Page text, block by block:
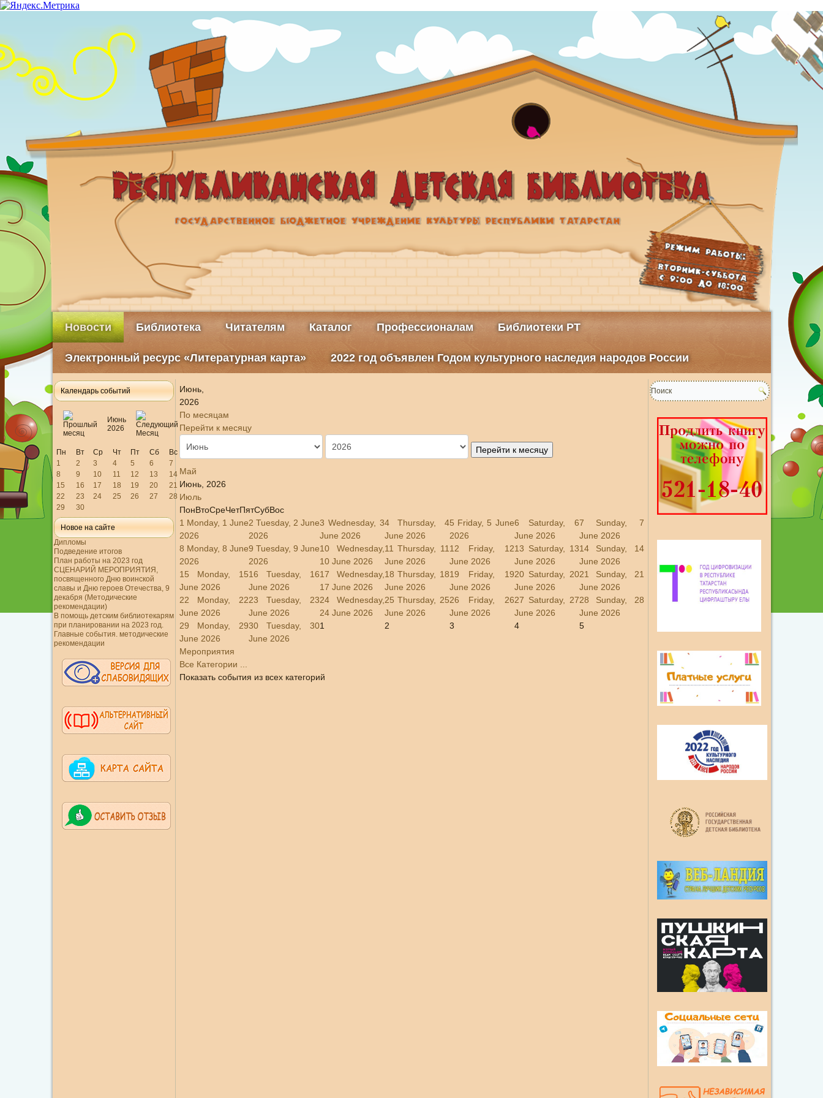
Новости Библиотека Читателям Каталог Профессионалам Библиотеки РТ
Электронный ресурс «Литературная карта» 2022 год объявлен Годом культурного наследия народов России
Календарь событий
Июнь
2026
Пн Вт Ср Чт Пт Сб
Вс
1
2 3 4 5 6
7
8
9 10 11 12 13
14
15
16 17 18 19 20
21
22
23 24 25 26 27
28
29
30
Новое на сайте
Дипломы
Подведение итогов
План работы на 2023 год
СЦЕНАРИЙ МЕРОПРИЯТИЯ,
посвященного Дню воинской
славы и Дню героев Отечества, 9
декабря (Методические
рекомендации)
В помощь детским библиотекарям
при планировании на 2023 год.
Главные события. методические
рекомендации
Июнь,
2026
По месяцам
Перейти к месяцу
Перейти к месяцу
Май
Июнь, 2026
Июль
ПонВтоСреЧетПятСубВос
1 Monday, 1 June
2026
2 Tuesday, 2 June
2026
3 Wednesday, 3
June 2026
4
Thursday, 4
June 2026
5 Friday, 5 June
2026
6
Saturday, 6
June 2026
7
Sunday, 7
June 2026
8 Monday, 8 June
2026
9 Tuesday, 9 June
2026
10
Wednesday,
10 June 2026
11 Thursday, 11
June 2026
12
Friday, 12
June 2026
13 Saturday, 13
June 2026
14
Sunday, 14
June 2026
15
Monday, 15
June 2026
16
Tuesday, 16
June 2026
17
Wednesday,
17 June 2026
18 Thursday, 18
June 2026
19
Friday, 19
June 2026
20 Saturday, 20
June 2026
21
Sunday, 21
June 2026
22
Monday, 22
June 2026
23
Tuesday, 23
June 2026
24
Wednesday,
24 June 2026
25 Thursday, 25
June 2026
26
Friday, 26
June 2026
27 Saturday, 27
June 2026
28
Sunday, 28
June 2026
29
Monday, 29
June 2026
30
Tuesday, 30
June 2026
1 2 3 4 5
Мероприятия
Все Категории ...
Показать события из всех категорий